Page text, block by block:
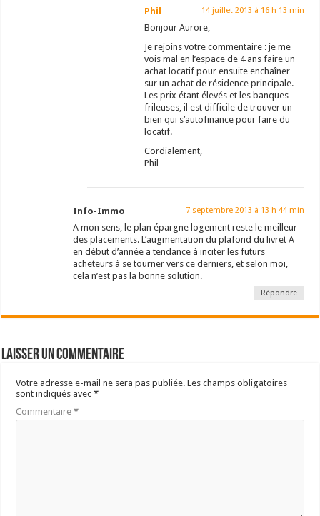
Phil 14 juillet 2013 à 16 h 13 min
Bonjour Aurore,
Je rejoins votre commentaire : je me
vois mal en l’espace de 4 ans faire un
achat locatif pour ensuite enchaîner
sur un achat de résidence principale.
Les prix étant élevés et les banques
frileuses, il est difficile de trouver un
bien qui s’autofinance pour faire du
locatif.
Cordialement,
Phil
Info-Immo 7 septembre 2013 à 13 h 44 min
A mon sens, le plan épargne logement reste le meilleur
des placements. L’augmentation du plafond du livret A
en début d’année a tendance à inciter les futurs
acheteurs à se tourner vers ce derniers, et selon moi,
cela n’est pas la bonne solution.
Répondre
Laisser un commentaire
Votre adresse e-mail ne sera pas publiée. Les champs obligatoires
sont indiqués avec*
Commentaire*